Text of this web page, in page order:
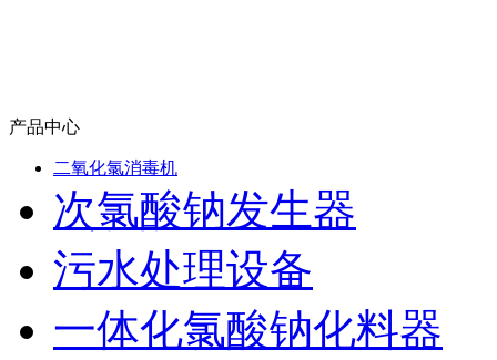
产品中心
二氧化氯消毒机
次氯酸钠发生器
污水处理设备
一体化氯酸钠化料器